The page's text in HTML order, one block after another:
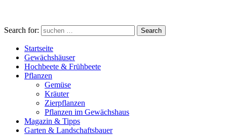
Search for: Search
Startseite
Gewächshäuser
Hochbeete & Frühbeete
Pflanzen
Gemüse
Kräuter
Zierpflanzen
Pflanzen im Gewächshaus
Magazin & Tipps
Garten & Landschaftsbauer